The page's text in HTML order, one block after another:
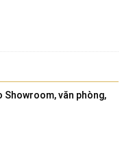
Showroom, văn phòng,